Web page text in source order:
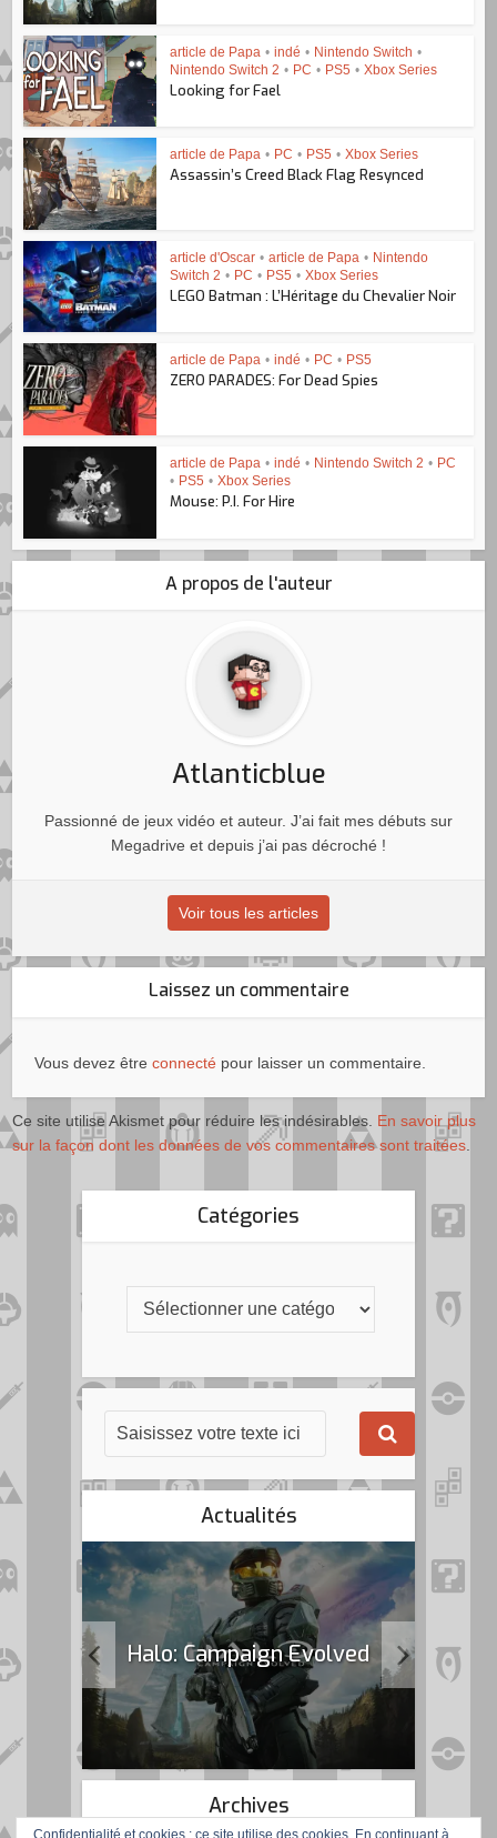
article de Papa • indé • Nintendo Switch •
Nintendo Switch 2 • PC • PS5 • Xbox Series
Looking for Fael
article de Papa • PC • PS5 • Xbox Series
Assassin’s Creed Black Flag Resynced
article d'Oscar • article de Papa • Nintendo
Switch 2 • PC • PS5 • Xbox Series
LEGO Batman : L’Héritage du Chevalier Noir
article de Papa • indé • PC • PS5
ZERO PARADES: For Dead Spies
article de Papa • indé • Nintendo Switch 2 • PC
• PS5 • Xbox Series
Mouse: P.I. For Hire
A propos de l'auteur
Atlanticblue
Passionné de jeux vidéo et auteur. J’ai fait mes débuts sur
Megadrive et depuis j’ai pas décroché !
Voir tous les articles
Laissez un commentaire
Vous devez êtreconnecté pour laisser un commentaire.
Ce site utilise Akismet pour réduire les indésirables. En savoir plus
sur la façon dont les données de vos commentaires sont traitées
Catégories
Actualités
Halo: Campaign Evolved
Archives
Confidentialité et cookies : ce site utilise des cookies. En continuant à